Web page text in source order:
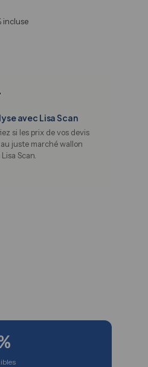
incluse
avec Lisa Scan
si les prix de vos devis
juste marché wallon
Scan.